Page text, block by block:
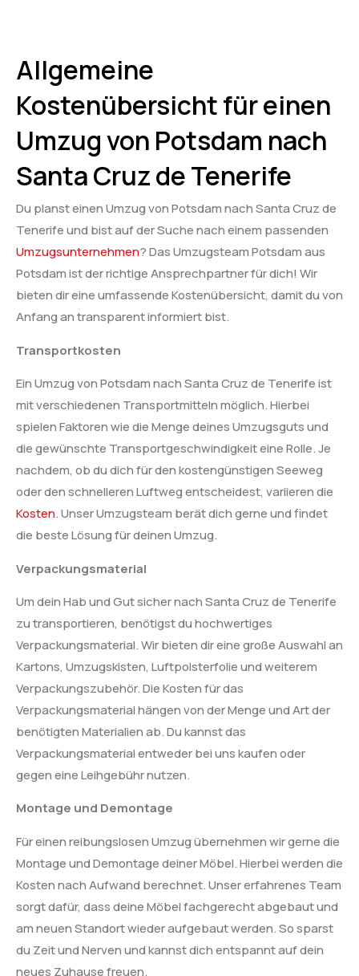
Allgemeine
Kostenübersicht für einen
Umzug von Potsdam nach
Santa Cruz de Tenerife
Du planst einen Umzug von Potsdam nach Santa Cruz de
Tenerife und bist auf der Suche nach einem passenden
Umzugsunternehmen? Das Umzugsteam Potsdam aus
Potsdam ist der richtige Ansprechpartner für dich! Wir
bieten dir eine umfassende Kostenübersicht, damit du von
Anfang an transparent informiert bist.
Transportkosten
Ein Umzug von Potsdam nach Santa Cruz de Tenerife ist
mit verschiedenen Transportmitteln möglich. Hierbei
spielen Faktoren wie die Menge deines Umzugsguts und
die gewünschte Transportgeschwindigkeit eine Rolle. Je
nachdem, ob du dich für den kostengünstigen Seeweg
oder den schnelleren Luftweg entscheidest, variieren die
Kosten. Unser Umzugsteam berät dich gerne und findet
die beste Lösung für deinen Umzug.
Verpackungsmaterial
Um dein Hab und Gut sicher nach Santa Cruz de Tenerife
zu transportieren, benötigst du hochwertiges
Verpackungsmaterial. Wir bieten dir eine große Auswahl an
Kartons, Umzugskisten, Luftpolsterfolie und weiterem
Verpackungszubehör. Die Kosten für das
Verpackungsmaterial hängen von der Menge und Art der
benötigten Materialien ab. Du kannst das
Verpackungsmaterial entweder bei uns kaufen oder
gegen eine Leihgebühr nutzen.
Montage und Demontage
Für einen reibungslosen Umzug übernehmen wir gerne die
Montage und Demontage deiner Möbel. Hierbei werden die
Kosten nach Aufwand berechnet. Unser erfahrenes Team
sorgt dafür, dass deine Möbel fachgerecht abgebaut und
am neuen Standort wieder aufgebaut werden. So sparst
du Zeit und Nerven und kannst dich entspannt auf dein
neues Zuhause freuen.